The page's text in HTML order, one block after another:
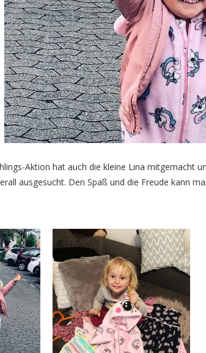
Aktion hat auch die kleine Lina mitgemacht
ausgesucht. Den Spaß und die Freude kann